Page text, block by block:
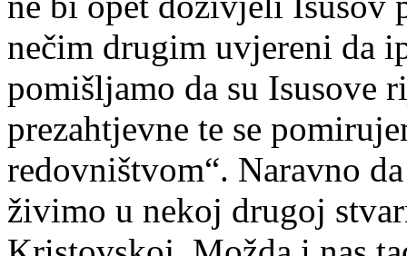
nečim drugim uvjereni da
pomišljamo da su Isusove
prezahtjevne te se
redovništvom“. Naravno
živimo u nekoj drugoj